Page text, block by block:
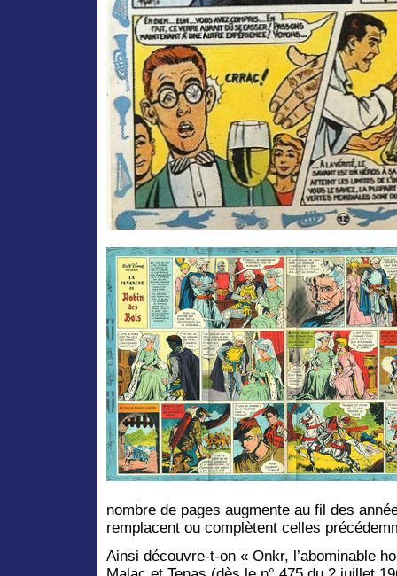
nombre de pages augmente au fil des
remplacent ou complètent celles
Ainsi découvre-t-on « Onkr, l’abominable